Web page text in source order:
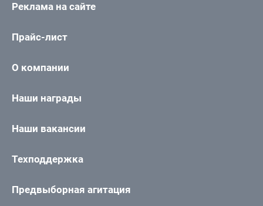
Реклама на сайте
Прайс-лист
О компании
Наши награды
Наши вакансии
Техподдержка
Предвыборная агитация